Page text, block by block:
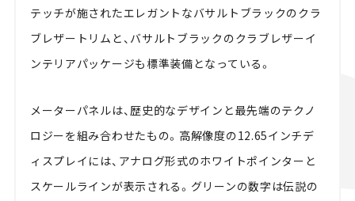
テッチが施されたエレガントなバサルトブラックのクラ
ブレザートリムと、バサルトブラックのクラブレザーイ
ンテリアパッケージも標準装備となっている。
メーターパネルは、歴史的なデザインと最先端のテクノ
ロジーを組み合わせたもの。高解像度の12.65インチデ
ィスプレイには、アナログ形式のホワイトポインターと
スケールラインが表示される。グリーンの数字は伝説の